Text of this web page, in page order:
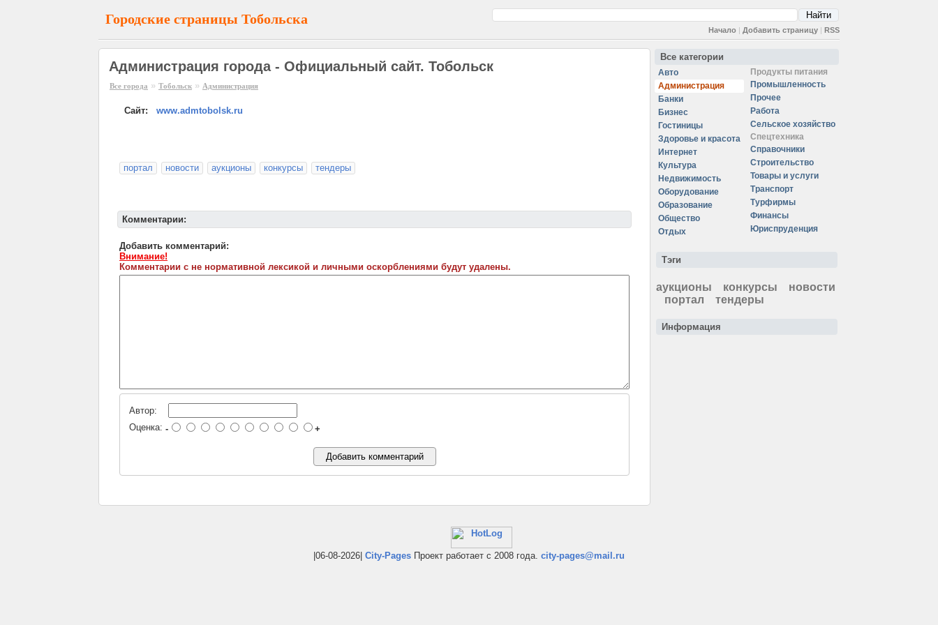
Городские страницы Тобольска
Начало | Добавить страницу | RSS
Администрация города - Официальный сайт. Тобольск
Все города » Тобольск » Администрация
Сайт: www.admtobolsk.ru
портал новости аукционы конкурсы тендеры
Комментарии:
Добавить комментарий:
Внимание!
Комментарии с не нормативной лексикой и личными оскорблениями будут удалены.
Автор:
Оценка: - +
Все категории
Авто
Администрация
Банки
Бизнес
Гостиницы
Здоровье и красота
Интернет
Культура
Недвижимость
Оборудование
Образование
Общество
Отдых
Продукты питания
Промышленность
Прочее
Работа
Сельское хозяйство
Спецтехника
Справочники
Строительство
Товары и услуги
Транспорт
Турфирмы
Финансы
Юриспруденция
Тэги
аукционы конкурсы
новости
портал
тендеры
Информация
|06-08-2026| City-Pages Проект работает с 2008 года. city-pages@mail.ru